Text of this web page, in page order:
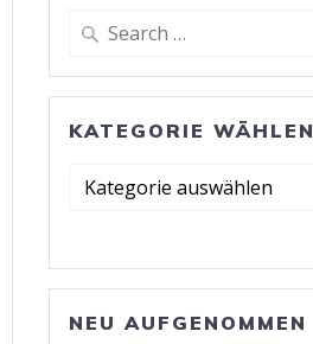
Search
KATEGORIE WÄHLEN
Kategorie
NEU AUFGENOMMEN